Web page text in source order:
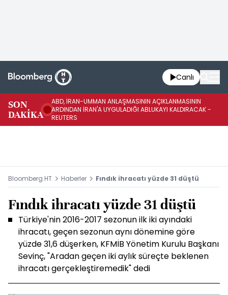
Canlı
SON
DAKİKA
ABD, İRAN-UMMAN ANLAŞMASININ AÇIKLANMASININ
ARDINDAN İRAN'A UYGULADIĞI ABLUKAYI KALDIRACAK -
REUTERS
Bloomberg HT Haberler Fındık ihracatı yüzde 31 düştü
Fındık ihracatı yüzde 31 düştü
Türkiye'nin 2016-2017 sezonun ilk iki ayındaki
ihracatı, geçen sezonun aynı dönemine göre
yüzde 31,6 düşerken, KFMİB Yönetim Kurulu Başkanı
Sevinç, "Aradan geçen iki aylık süreçte beklenen
ihracatı gerçekleştiremedik" dedi